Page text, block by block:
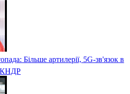
Більше артилерії, 5G-зв'язок в
КНДР